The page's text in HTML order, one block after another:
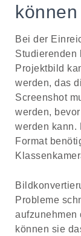
können
Bei der
Studierenden
Projektbild
werden, das
Screenshot
werden,
werden kann.
Format
Probleme
aufzunehmen
können sie